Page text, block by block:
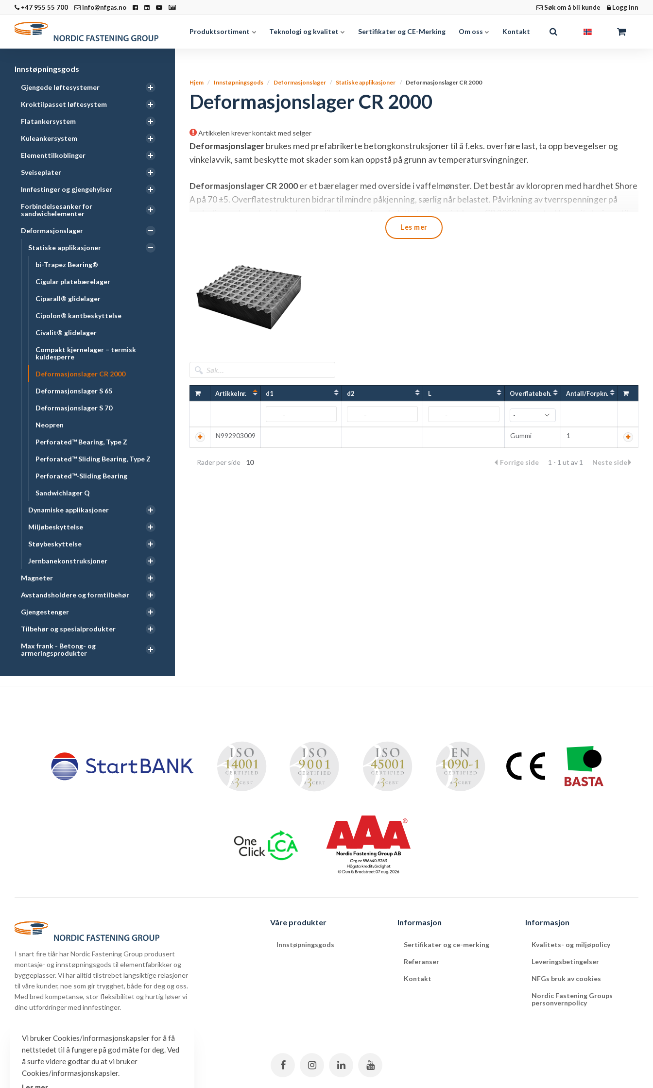
+47 955 55 700 info@nfgas.no Søk om å bli kunde Logg inn
Produktsortiment Teknologi og kvalitet Sertifikater og CE-Merking Om oss Kontakt
Innstøpningsgods
Gjengede løftesystemer
Kroktilpasset løftesystem
Flatankersystem
Kuleankersystem
Elementtilkoblinger
Sveiseplater
Innfestinger og gjengehylser
Forbindelsesanker for
sandwichelementer
Deformasjonslager
Statiske applikasjoner
bi-Trapez Bearing®
Cigular platebærelager
Ciparall® glidelager
Cipolon® kantbeskyttelse
Civalit® glidelager
Compakt kjernelager – termisk
kuldesperre
Deformasjonslager CR 2000
Deformasjonslager S 65
Deformasjonslager S 70
Neopren
Perforated™ Bearing, Type Z
Perforated™ Sliding Bearing, Type Z
Perforated™-Sliding Bearing
Sandwichlager Q
Dynamiske applikasjoner
Miljøbeskyttelse
Støybeskyttelse
Jernbanekonstruksjoner
Magneter
Avstandsholdere og formtilbehør
Gjengestenger
Tilbehør og spesialprodukter
Max frank - Betong- og
armeringsprodukter
Hjem Innstøpningsgods Deformasjonslager Statiske applikasjoner Deformasjonslager CR 2000
Deformasjonslager CR 2000
Artikkelen krever kontakt med selger
Deformasjonslagerbrukes med prefabrikerte betongkonstruksjoner til å f.eks. overføre last, ta opp bevegelser og
vinkelavvik, samt beskytte mot skader som kan oppstå på grunn av temperatursvingninger.
Deformasjonslager CR 2000er et bærelager med overside i vaffelmønster. Det består av kloropren med hardhet Shore
A på 70 ±5. Overflatestrukturen bidrar til mindre påkjenning, særlig når belastet. Påvirkning av tverrspenninger på
For teknisk informasjon se:http://www.calenberg-ingenieure.com/
Les mer
Artikkelnr. d1 d2 L Overflatebeh. Antall/Forpkn.
N992903009 Gummi 1
Rader per side 10 Forrige side 1 - 1 ut av 1 Neste side
I snart fire tiår har Nordic Fastening Group produsert
montasje- og innstøpningsgods til elementfabrikker og
byggeplasser. Vi har alltid tilstrebet langsiktige relasjoner
til våre kunder, noe som gir trygghet, både for deg og oss.
Med bred kompetanse, stor fleksibilitet og hurtig løser vi
dine utfordringer med innfestinger.
Våre produkter
Innstøpningsgods
Informasjon
Sertifikater og ce-merking
Referanser
Kontakt
Informasjon
Kvalitets- og miljøpolicy
Leveringsbetingelser
NFGs bruk av cookies
Nordic Fastening Groups
personvernpolicy
Vi bruker Cookies/informasjonskapsler for å få
nettstedet til å fungere på god måte for deg. Ved
å surfe videre godtar du at vi bruker
Cookies/informasjonskapsler.